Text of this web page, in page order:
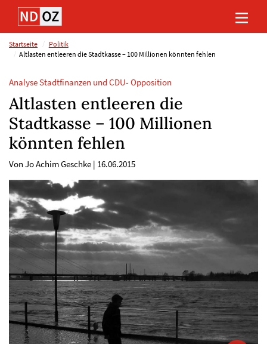
Direkt
Inhalt
(Eingabetaste)
Direkt
Hauptmenu
(Eingabetaste)
Direkt
Suche
(Eingabetaste)
Direkt
Footer
(Eingabetaste)
Startseite
Politik
Altlasten entleeren die Stadtkasse – 100 Millionen könnten fehlen
Analyse Stadtfinanzen und CDU- Opposition
Altlasten entleeren die
Stadtkasse – 100 Millionen
könnten fehlen
Von Jo Achim Geschke | 16.06.2015